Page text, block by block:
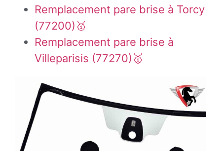
Remplacement pare brise à Torcy
(77200)🥇
Remplacement pare brise à
Villeparisis (77270)🥇